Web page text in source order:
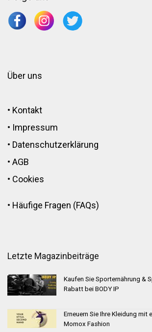
Über uns
• Kontakt
• Impressum
• Datenschutzerklärung
• AGB
• Cookies
• Häufige Fragen (FAQs)
Letzte Magazinbeiträge
Kaufen Sie Sporternährung &
Rabatt bei BODY IP
Erneuern Sie Ihre Kleidung mit
Momox Fashion